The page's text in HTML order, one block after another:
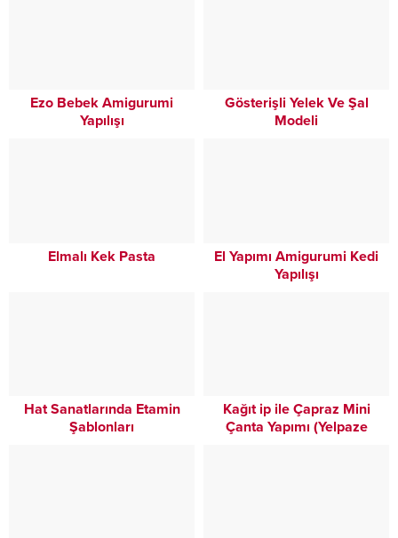
Ezo Bebek Amigurumi
Yapılışı
Gösterişli Yelek Ve Şal
Modeli
Elmalı Kek Pasta
El Yapımı Amigurumi Kedi
Yapılışı
Hat Sanatlarında Etamin
Şablonları
Kağıt ip ile Çapraz Mini
Çanta Yapımı (Yelpaze